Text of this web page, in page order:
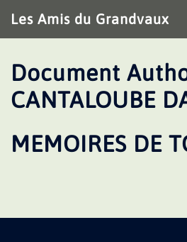
au
contenu
Les Amis du Grandvaux
Document
CANTALOUBE
MEMOIRES DE